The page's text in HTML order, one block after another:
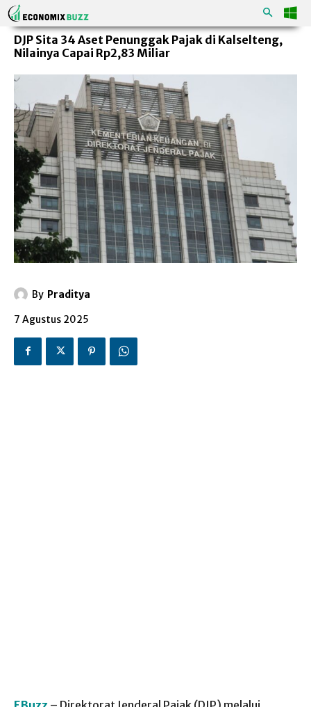
DJP Sita 34 Aset Penunggak Pajak di Kalselteng,
Nilainya Capai Rp2,83 Miliar
By Praditya
7 Agustus 2025